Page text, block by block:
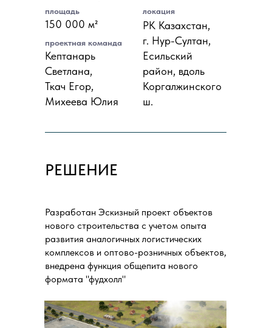
проектная команда
локация
площадь
Кептанарь
Светлана,
Ткач Егор,
Михеева Юлия
РК Казахстан,
г. Нур-Султан,
Есильский
район, вдоль
Коргалжинского
ш.
150 000 м²
РЕШЕНИЕ
Разработан Эскизный проект объектов
нового строительства с учетом опыта
развития аналогичных логистических
комплексов и оптово-розничных объектов,
внедрена функция общепита нового
формата "фудхолл"